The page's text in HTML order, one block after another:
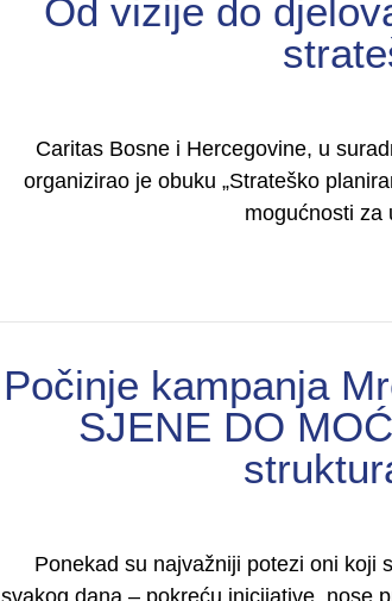
Od vizije do
Caritas Bosne i Hercegovine, u
organizirao je obuku „Strateško
mogućnosti
Počinje kampanja
SJENE DO
Ponekad su najvažniji potezi oni koji
svakog dana – pokreću inicijative, nose